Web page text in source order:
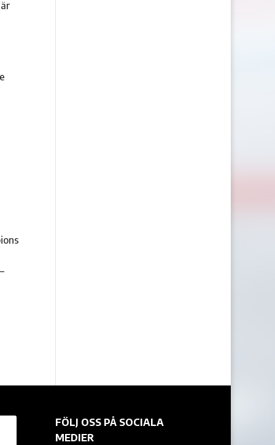
FÖLJ OSS PÅ SOCIALA
MEDIER